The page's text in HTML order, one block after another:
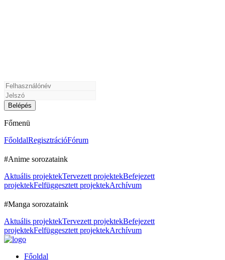
Főmenü
FőoldalRegisztrációFórum
#Anime sorozataink
Aktuális projektekTervezett projektekBefejezett
projektekFelfüggesztett projektekArchívum
#Manga sorozataink
Aktuális projektekTervezett projektekBefejezett
projektekFelfüggesztett projektekArchívum
Főoldal